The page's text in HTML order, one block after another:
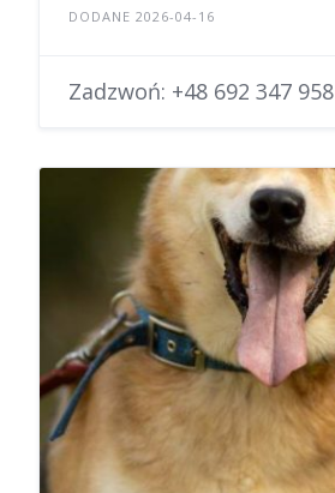
DODANE 2026-04-16
Zadzwoń: +48 692 347 958